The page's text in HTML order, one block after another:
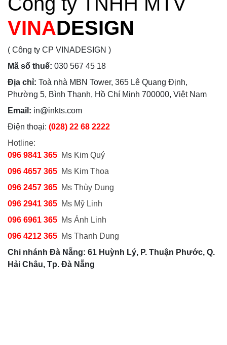
VINADESIGN
( Công ty CP VINADESIGN )
Mã số thuế: 030 567 45 18
Địa chỉ: Toà nhà MBN Tower, 365 Lê Quang Định,
Phường 5, Bình Thạnh, Hồ Chí Minh 700000, Việt Nam
Email: in@inkts.com
Điện thoại: (028) 22 68 2222
Hotline:
096 9841 365 Ms Kim Quý
096 4657 365 Ms Kim Thoa
096 2457 365 Ms Thùy Dung
096 2941 365 Ms Mỹ Linh
096 6961 365 Ms Ánh Linh
096 4212 365 Ms Thanh Dung
Chi nhánh Đà Nẵng: 61 Huỳnh Lý, P. Thuận Phước, Q.
Hải Châu, Tp. Đà Nẵng